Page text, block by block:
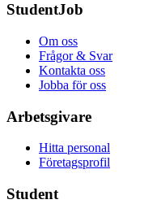
StudentJob
Om oss
Frågor & Svar
Kontakta oss
Jobba för oss
Arbetsgivare
Hitta personal
Företagsprofil
Student